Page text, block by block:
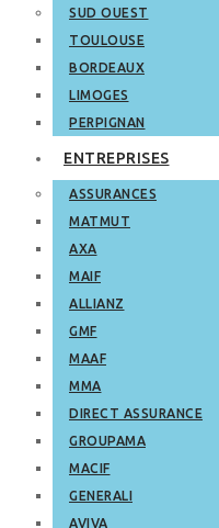
SUD OUEST
TOULOUSE
BORDEAUX
LIMOGES
PERPIGNAN
ENTREPRISES
ASSURANCES
MATMUT
AXA
MAIF
ALLIANZ
GMF
MAAF
MMA
DIRECT ASSURANCE
GROUPAMA
MACIF
GENERALI
AVIVA